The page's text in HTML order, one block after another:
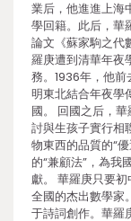
業后，他進進上海
學回籍。此后，華
論文《蘇家駒之代
羅庚遭到清華年夜
務。1936年，他
明東北結合年夜學
國。 回國之后，
討與生孩子實行相
物東西的品質的“
的“兼顧法”，為我
獻。 華羅庚只要
全國的杰出數學家
于詩詞創作。華羅